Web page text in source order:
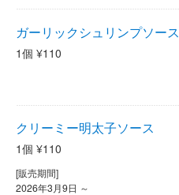
ガーリックシュリンプソース
1個 ¥110
クリーミー明太子ソース
1個 ¥110
[販売期間]
2026年3月9日 ～